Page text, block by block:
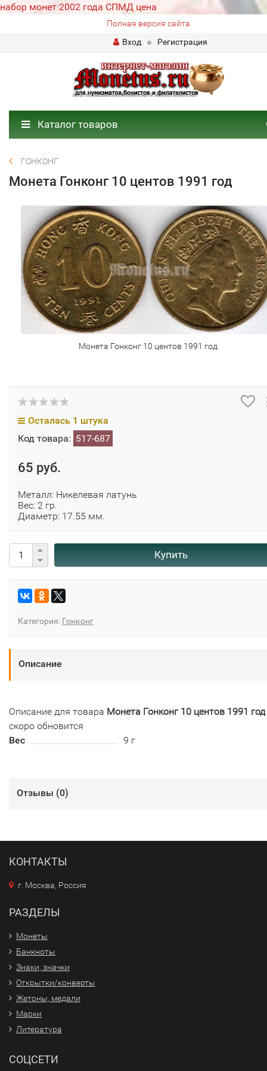
набор монет 2002 года СПМД цена
Полная версия сайта
Вход
Регистрация
Каталог товаров
ГОНКОНГ
Монета Гонконг 10 центов 1991 год
Монета Гонконг 10 центов 1991 год
Осталась 1 штука
Код товара: 517-687
65 руб.
Металл: Никелевая латунь
Вес: 2 гр.
Диаметр: 17.55 мм.
Купить
Категория: Гонконг
Описание
Описание для товара Монета Гонконг 10 центов 1991 год
скоро обновится
Вес
9 г
Отзывы (0)
КОНТАКТЫ
г. Москва, Россия
РАЗДЕЛЫ
Монеты
Банкноты
Знаки, значки
Открытки/конверты
Жетоны, медали
Марки
Литература
СОЦСЕТИ